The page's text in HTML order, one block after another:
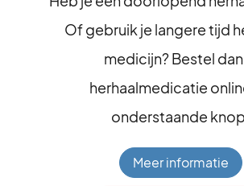
Of gebruik je langere tijd
medicijn? Bestel
herhaalmedicatie
onderstaande
Meer informatie